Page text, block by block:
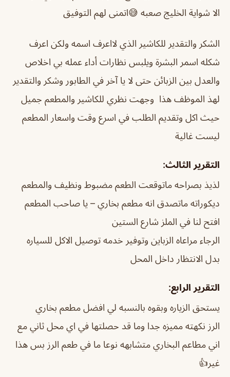
الا شواية الخليج صعبه 😅اتمنى لهم التوفيق
الشكر والتقدير للكاشير الذي لااعرف اسمه ولكن اعرف
شكله اسمر ‏البشرة ويلبس ‏نظارات ‏أداء عمله ‏بي اخلاص
والعدل بين الزبائن حتى ‏لا يا آخر في الطابور وشكر والتقدير
لهذ الموظف هذا ‏ ‏وجهت نظري للكاشير والمطعم جميل
حيث اكل وتقديم الطلب في اسرع وقت واسعار المطعم
ليست ‏غالية
التقرير الثالث:
لذيذ بصراحه ماتوقعت الطعم مضبوط ونظيف والمطعم
ديكوراته ماتصدق انه مطعم بخاري – يا صاحب المطعم
افتح لنا في الملز شارع الستين
الرجاء مراعاه الزباين وتوفير خدمه توصيل الاكل للسياره
بدل الانتظار داخل المحل
التقرير الرابع:
يستحق الزياره وبقوه بالنسبه لي افضل مطعم بخاري
الرز نكهته مميزه جدا وما قد حصلتها في اي محل ثاني مع
اني مطاعم البخاري متشابهه نوعا ما في طعم الرز بس هذا
غير👍